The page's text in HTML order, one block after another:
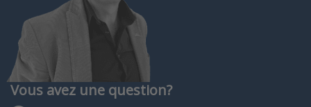
Vous avez une question?